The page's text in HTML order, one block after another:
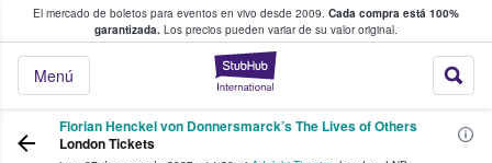
El mercado de boletos para eventos en vivo desde 2009. Cada compra está 100%
garantizada. Los precios pueden variar de su valor original.
StubHub: donde
Menú
fans compran y venden boletos
Florian Henckel von Donnersmarck’s The Lives of Others
London Tickets